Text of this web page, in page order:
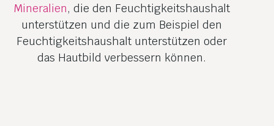
Mineralien, die den Feuchtigkeitshaushalt
unterstützen und die zum Beispiel den
Feuchtigkeitshaushalt unterstützen oder
das Hautbild verbessern können.